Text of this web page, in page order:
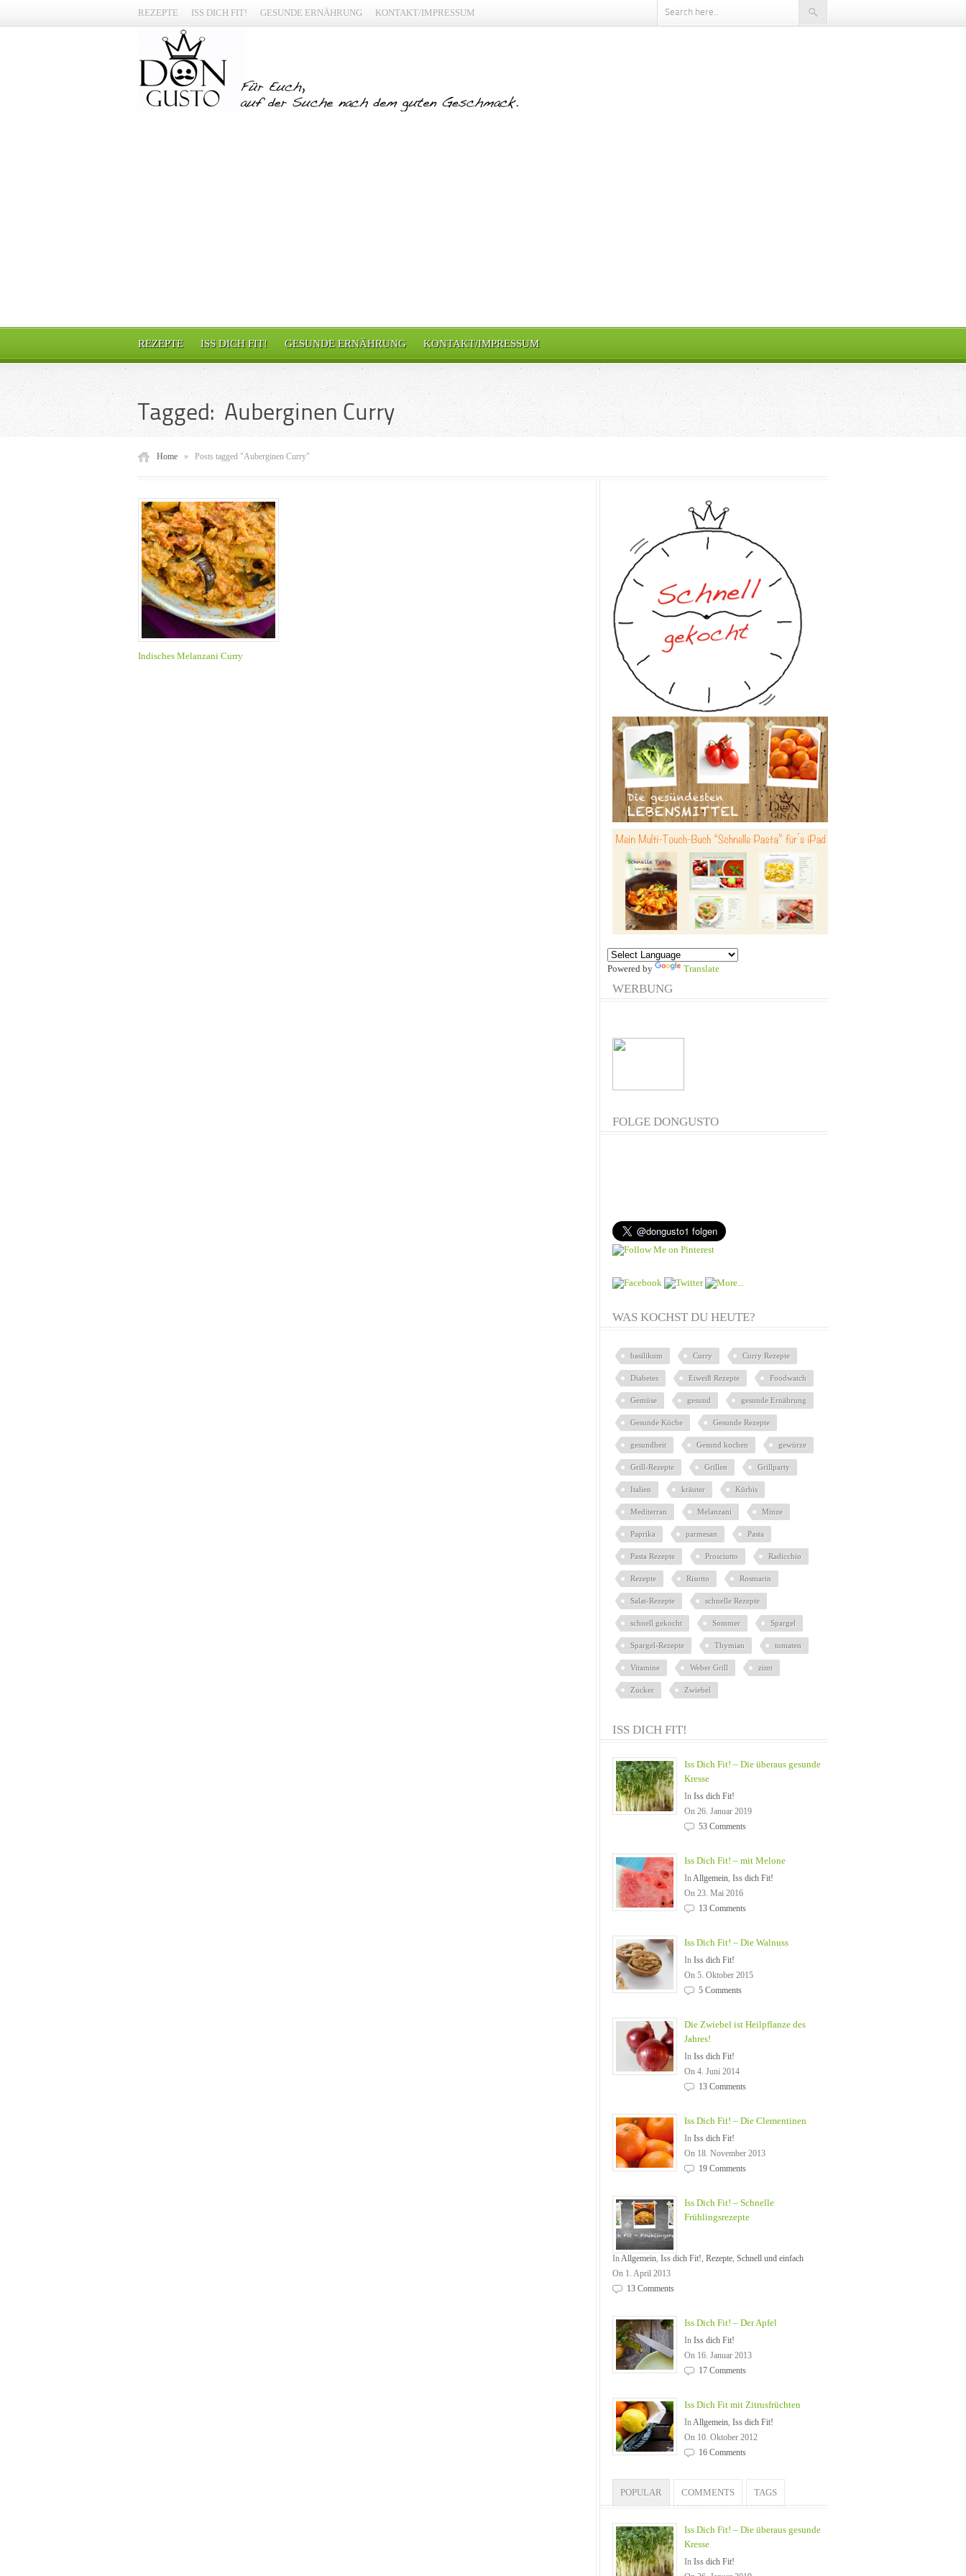
REZEPTE ISS DICH FIT! GESUNDE ERNÄHRUNG KONTAKT/IMPRESSUM
REZEPTE ISS DICH FIT! GESUNDE ERNÄHRUNG KONTAKT/IMPRESSUM
Tagged: Auberginen Curry
Home » Posts tagged "Auberginen Curry"
Indisches Melanzani Curry
Powered by Translate
WERBUNG
FOLGE DONGUSTO
WAS KOCHST DU HEUTE?
basilikum Curry Curry Rezepte
Diabetes Eiweiß Rezepte Foodwatch
Gemüse gesund gesunde Ernährung
Gesunde Küche Gesunde Rezepte
gesundheit Gesund kochen gewürze
Grill-Rezepte Grillen Grillparty
Italien kräuter Kürbis
Mediterran Melanzani Minze
Paprika parmesan Pasta
Pasta Rezepte Prosciutto Radicchio
Rezepte Risotto Rosmarin
Salat-Rezepte schnelle Rezepte
schnell gekocht Sommer Spargel
Spargel-Rezepte Thymian tomaten
Vitamine Weber Grill zimt
Zucker Zwiebel
ISS DICH FIT!
Iss Dich Fit! – Die überaus gesunde
Kresse
In Iss dich Fit!
On 26. Januar 2019
53 Comments
Iss Dich Fit! – mit Melone
InAllgemein, Iss dich Fit!
On 23. Mai 2016
13 Comments
Iss Dich Fit! – Die Walnuss
In Iss dich Fit!
On 5. Oktober 2015
5 Comments
Die Zwiebel ist Heilpflanze des
Jahres!
In Iss dich Fit!
On 4. Juni 2014
13 Comments
Iss Dich Fit! – Die Clementinen
In Iss dich Fit!
On 18. November 2013
19 Comments
Iss Dich Fit! – Schnelle
Frühlingsrezepte
InAllgemein, Iss dich Fit!, Rezepte, Schnell und einfach
On 1. April 2013
13 Comments
Iss Dich Fit! – Der Apfel
In Iss dich Fit!
On 16. Januar 2013
17 Comments
Iss Dich Fit mit Zitrusfrüchten
InAllgemein, Iss dich Fit!
On 10. Oktober 2012
16 Comments
POPULAR COMMENTS TAGS
Iss Dich Fit! – Die überaus gesunde
Kresse
In Iss dich Fit!